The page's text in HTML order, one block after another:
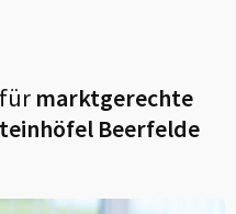
marktgerechte
Beerfelde